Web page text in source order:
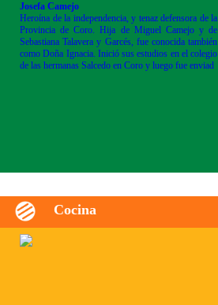
Josefa Camejo
Heroína de la independencia, y tenaz defensora de la
Provincia de Coro. Hija de Miguel Camejo y de
Sebastiana Talavera y Garcés, fue conocida también
como Doña Ignacia. Inició sus estudios en el colegio
de las hermanas Salcedo en Coro y luego fue enviad
Cocina